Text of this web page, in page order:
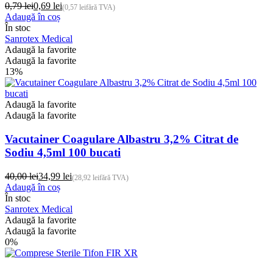
0,79lei
Prețul
inițial
a
fost:
0,79 lei.
0,69 lei
Prețul
curent
este:
0,69 lei.
(0,57 leifără TVA)
Adaugă în coș
În stoc
Sanrotex Medical
Adaugă la favorite
Adaugă la favorite
13%
Adaugă la favorite
Adaugă la favorite
Vacutainer Coagulare Albastru 3,2% Citrat de
Sodiu 4,5ml 100 bucati
40,00lei
Prețul
inițial
a
fost:
40,00 lei.
34,99 lei
Prețul
curent
este:
34,99 lei.
(28,92 leifără TVA)
Adaugă în coș
În stoc
Sanrotex Medical
Adaugă la favorite
Adaugă la favorite
0%